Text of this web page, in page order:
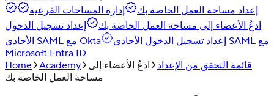
إعداد مساحة العمل الخاصة بك
إدارة المساحات الفرعية
ادعُ الأعضاء إلى مساحة العمل الخاصة بك
إعداد تسجيل الدخول
الأحادي SAML مع Okta
إعداد تسجيل الدخول الأحادي SAML مع
Microsoft Entra ID
Home Academy قائمة التحقق من الإعداد
ادعُ الأعضاء إلى
مساحة العمل الخاصة بك